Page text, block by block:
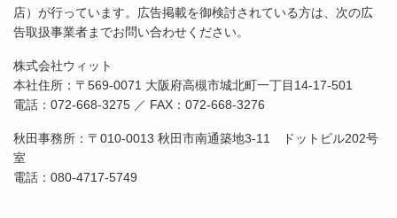
店）が行っています。広告掲載を御検討されている方は、次の広
告取扱事業者までお問い合わせください。
株式会社ウィット
本社住所：〒569-0071 大阪府高槻市城北町一丁目14-17-501
電話：072-668-3275 ／ FAX：072-668-3276
秋田事務所：〒010-0013 秋田市南通築地3-11 ドットビル202号
室
電話：080-4717-5749